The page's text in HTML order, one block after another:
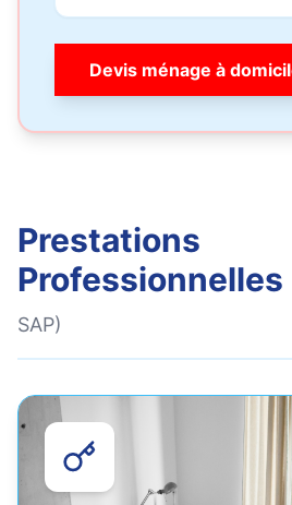
Devis ménage à
Prestations
Professionnelles
SAP)